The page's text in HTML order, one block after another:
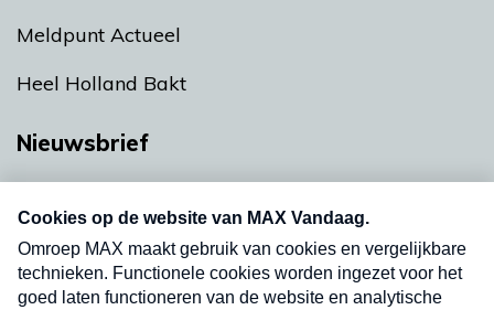
Meldpunt Actueel
Heel Holland Bakt
Nieuwsbrief
nieuwsbrief. Elke vrijdag- en dinsdagochtend in
uw mailbox.
Verzend